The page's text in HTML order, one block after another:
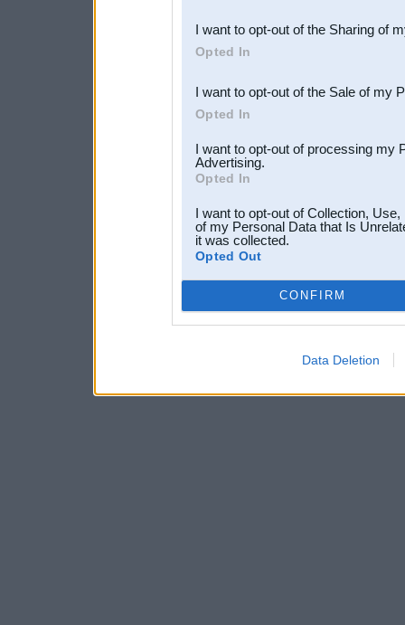
Downstream Participants
third parties.
I want to opt-out of the Sharing of
Opted In
I want to opt-out of the Sale of my
Opted In
I want to opt-out of processing my
Advertising.
Opted In
I want to opt-out of Collection,
of my Personal Data that Is
it was collected.
Opted Out
CONFIRM
Data Deletion